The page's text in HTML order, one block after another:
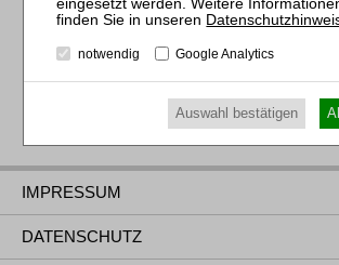
[§ 5 DStV]
IMPRESSUM
DATENSCHUTZ
notwendig Google Analytics
Auswahl bestätigen